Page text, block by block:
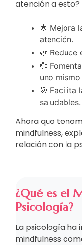
atención a esto?
🌟 Mejora
atención.
🌿 Reduce
💞
uno
🎯 Facilita
saludables.
Ahora que
mindfulness,
relación con la
¿Qué es el
Psicología?
La psicología
mindfulness